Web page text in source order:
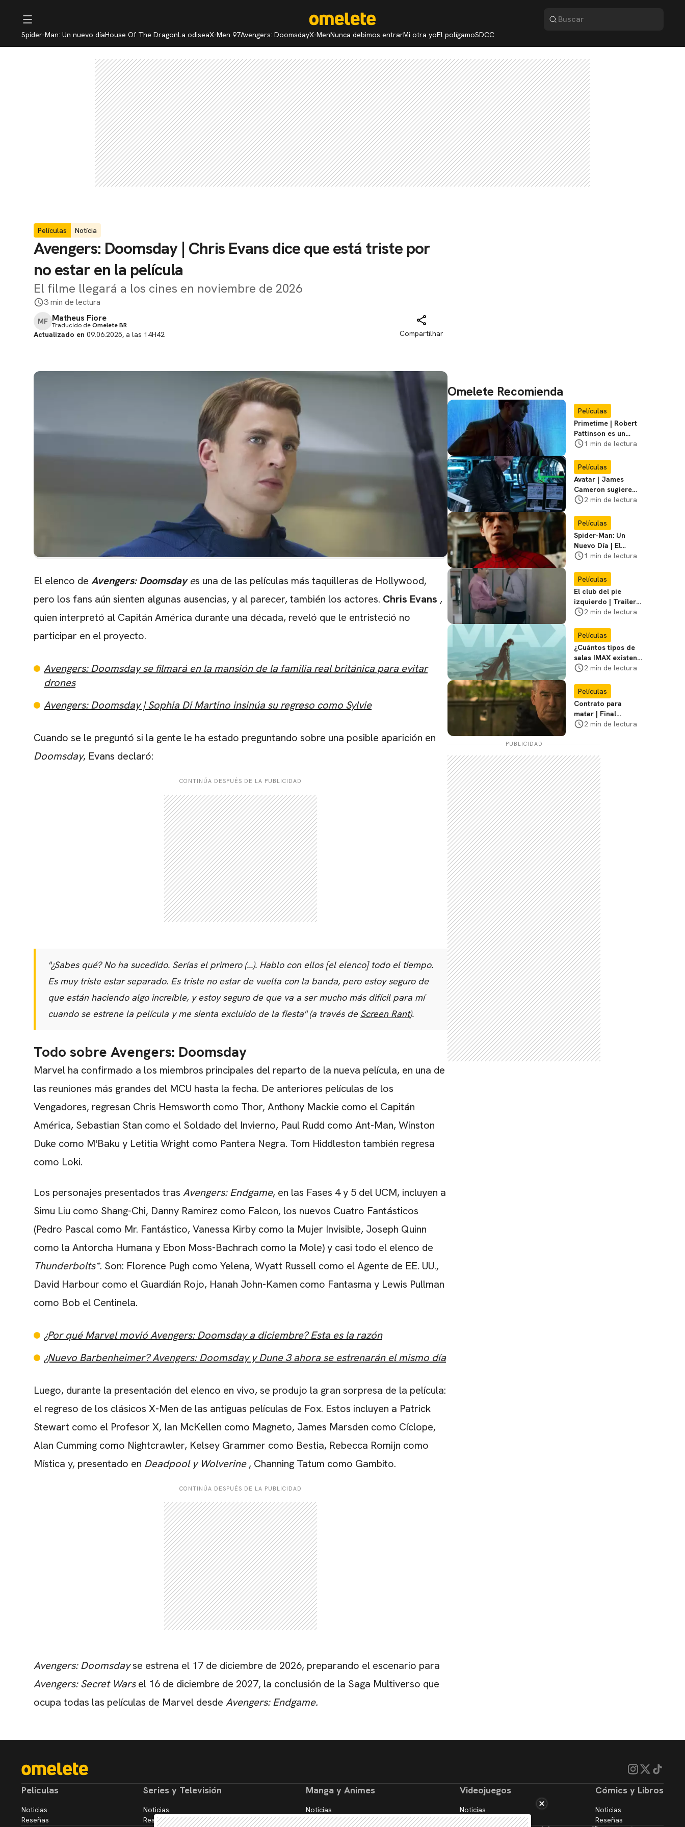
Spider-Man: Un nuevo díaHouse Of The DragonLa odiseaX-Men 97Avengers: DoomsdayX-MenNunca debimos entrarMi otra yoEl polígamoSDCC
Películas Notícia
Avengers: Doomsday | Chris Evans dice que está triste por
no estar en la película
El filme llegará a los cines en noviembre de 2026
3 min de lectura
MF Matheus Fiore
Traducido deOmelete BR
Actualizado en 09.06.2025, a las 14H42 Compartilhar
El elenco de Avengers: Doomsdayes una de las películas más taquilleras de Hollywood,
pero los fans aún sienten algunas ausencias, y al parecer, también los actores. Chris Evans ,
quien interpretó al Capitán América durante una década, reveló que le entristeció no
participar en el proyecto.
Avengers: Doomsday se filmará en la mansión de la familia real británica para evitar
drones
Avengers: Doomsday | Sophia Di Martino insinúa su regreso como Sylvie
Cuando se le preguntó si la gente le ha estado preguntando sobre una posible aparición en
Doomsday, Evans declaró:
CONTINÚA DESPUÉS DE LA PUBLICIDAD
"¿Sabes qué? No ha sucedido. Serías el primero (...). Hablo con ellos [el elenco] todo el tiempo.
Es muy triste estar separado. Es triste no estar de vuelta con la banda, pero estoy seguro de
que están haciendo algo increíble, y estoy seguro de que va a ser mucho más difícil para mí
cuando se estrene la película y me sienta excluido de la fiesta"(a través de Screen Rant).
Todo sobre Avengers: Doomsday
Marvel ha confirmado a los miembros principales del reparto de la nueva película, en una de
las reuniones más grandes del MCU hasta la fecha. De anteriores películas de los
Vengadores, regresan Chris Hemsworth como Thor, Anthony Mackie como el Capitán
América, Sebastian Stan como el Soldado del Invierno, Paul Rudd como Ant-Man, Winston
Duke como M'Baku y Letitia Wright como Pantera Negra. Tom Hiddleston también regresa
como Loki.
Los personajes presentados tras Avengers: Endgame, en las Fases 4 y 5 del UCM, incluyen a
Simu Liu como Shang-Chi, Danny Ramirez como Falcon, los nuevos Cuatro Fantásticos
(Pedro Pascal como Mr. Fantástico, Vanessa Kirby como la Mujer Invisible, Joseph Quinn
como la Antorcha Humana y Ebon Moss-Bachrach como la Mole) y casi todo el elenco de
Thunderbolts*. Son: Florence Pugh como Yelena, Wyatt Russell como el Agente de EE. UU.,
David Harbour como el Guardián Rojo, Hanah John-Kamen como Fantasma y Lewis Pullman
como Bob el Centinela.
¿Por qué Marvel movió Avengers: Doomsday a diciembre? Esta es la razón
¿Nuevo Barbenheimer? Avengers: Doomsday y Dune 3 ahora se estrenarán el mismo día
Luego, durante la presentación del elenco en vivo, se produjo la gran sorpresa de la película:
el regreso de los clásicos X-Men de las antiguas películas de Fox. Estos incluyen a Patrick
Stewart como el Profesor X, Ian McKellen como Magneto, James Marsden como Cíclope,
Alan Cumming como Nightcrawler, Kelsey Grammer como Bestia, Rebecca Romijn como
Mística y, presentado en Deadpool y Wolverine, Channing Tatum como Gambito.
CONTINÚA DESPUÉS DE LA PUBLICIDAD
Avengers: Doomsdayse estrena el 17 de diciembre de 2026, preparando el escenario para
Avengers: Secret Warsel 16 de diciembre de 2027, la conclusión de la Saga Multiverso que
ocupa todas las películas de Marvel desde Avengers: Endgame.
Omelete Recomienda
Películas
Primetime | Robert
Pattinson es un
cazador de
primer póster del
film
1 min de lectura
Películas
Avatar | James
Cameron sugiere
que está listo para
2 min de lectura
Películas
Spider-Man: Un
Nuevo Día | El
director dice que el
Chan no participó
1 min de lectura
Películas
El club del pie
izquierdo | Trailer
del remake de
Adrián Uribe y
María León
2 min de lectura
Películas
¿Cuántos tipos de
salas IMAX existen?
Te contamos las
2 min de lectura
Películas
Contrato para
matar | Final
explicado, ¿Qué
Stan y Beggar?
2 min de lectura
PUBLICIDAD
CARREGANDO PUBLICIDADE
Peliculas
Noticias
Reseñas
Series y Televisión
Noticias
Reseñas
Manga y Animes
Noticias
Reseñas
Videojuegos
Noticias
Reseñas
Cómics y Libros
Noticias
Reseñas